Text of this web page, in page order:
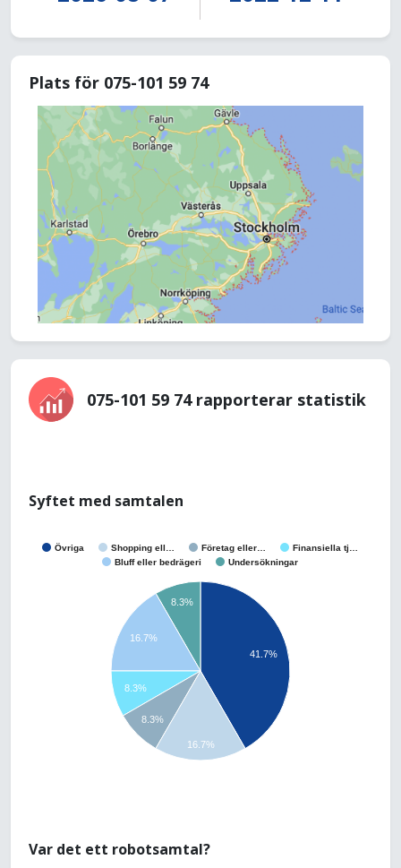
Plats för 075-101 59 74
075-101 59 74 rapporterar statistik
Syftet med samtalen
Övriga Shopping ell… Företag eller…
Finansiella tj…
Bluff eller bedrägeri
Undersökningar
41.7%
8.3%
16.7%
8.3%
8.3%
16.7%
Var det ett robotsamtal?